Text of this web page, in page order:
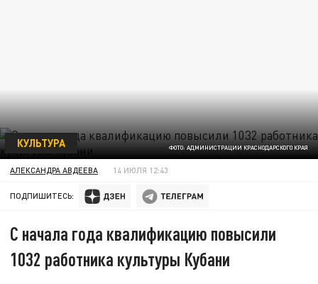
ФОТО: АДМИНИСТРАЦИИ КРАСНОДАРСКОГО КРАЯ
КУЛЬТУРА
АЛЕКСАНДРА АВДЕЕВА 14 ИЮЛЯ 12:43
ПОДПИШИТЕСЬ:
С начала года квалификацию повысили
1032 работника культуры Кубани